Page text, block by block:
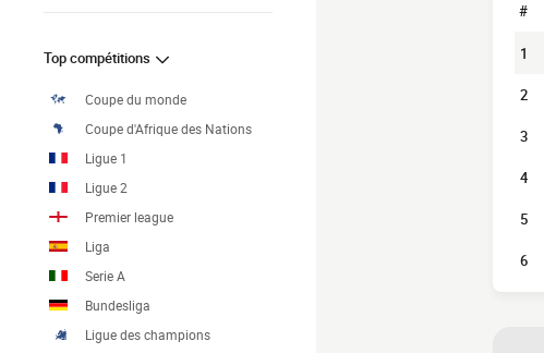
Top compétitions
Coupe du monde
Coupe d'Afrique des Nations
Ligue 1
Ligue 2
Premier league
Liga
Serie A
Bundesliga
Ligue des champions
#
1
2
3
4
5
6